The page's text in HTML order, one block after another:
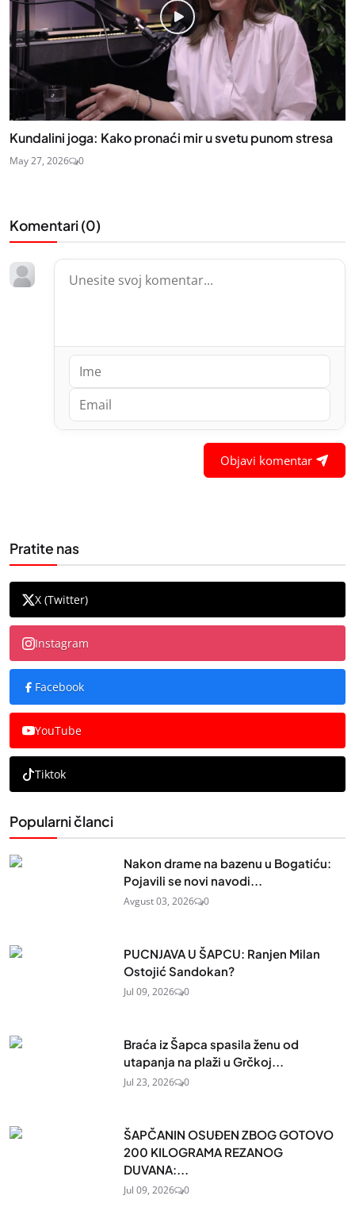
Kundalini joga: Kako pronaći mir u svetu punom stresa
May 27, 2026 0
Komentari (0)
Objavi komentar
Pratite nas
X (Twitter)
Instagram
Facebook
YouTube
Tiktok
Popularni članci
Nakon drame na bazenu u Bogatiću:
Pojavili se novi navodi...
Avgust 03, 2026 0
PUCNJAVA U ŠAPCU: Ranjen Milan
Ostojić Sandokan?
Jul 09, 2026 0
Braća iz Šapca spasila ženu od
utapanja na plaži u Grčkoj...
Jul 23, 2026 0
ŠAPČANIN OSUĐEN ZBOG GOTOVO
200 KILOGRAMA REZANOG
DUVANA:...
Jul 09, 2026 0